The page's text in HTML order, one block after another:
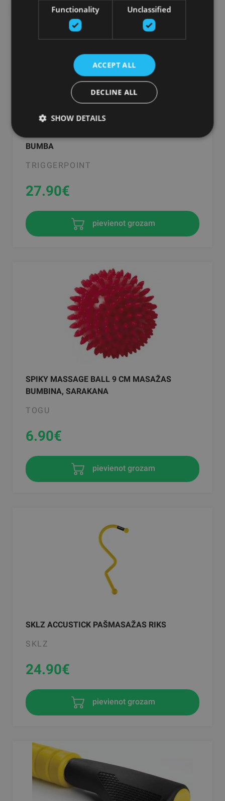
BUMBA
TRIGGERPOINT
27.90€
pievienot grozam
SPIKY MASSAGE BALL 9 CM MASAŽAS
BUMBINA, SARAKANA
TOGU
6.90€
pievienot grozam
SKLZ ACCUSTICK PAŠMASAŽAS RIKS
SKLZ
24.90€
pievienot grozam
Functionality Unclassified
ACCEPT ALL
DECLINE ALL
SHOW DETAILS